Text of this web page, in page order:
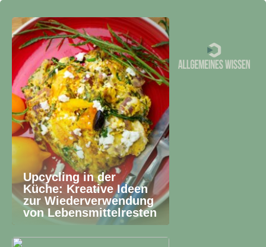
Upcycling in der
Küche: Kreative Ideen
zur Wiederverwendung
von Lebensmittelresten